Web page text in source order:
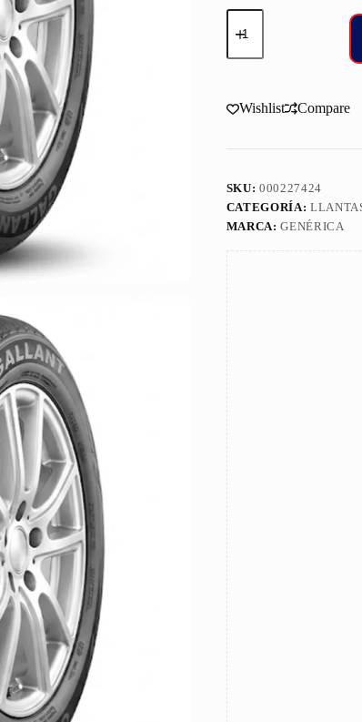
165/70/14
LLANT
81T
cantidad
Wishlist Compare
SKU:000227424
CATEGORÍA:
MARCA:GENÉRICA